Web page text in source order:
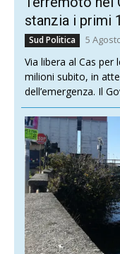
stanzia i primi
Sud Politica 5
Via libera al Cas per
milioni subito, in
dell’emergenza. Il